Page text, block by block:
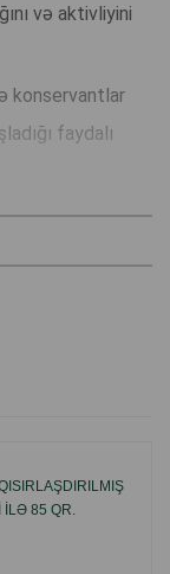
və aktivliyini
konservantlar
faydalı
olunur və
edir.
ILƏ 85 QR.